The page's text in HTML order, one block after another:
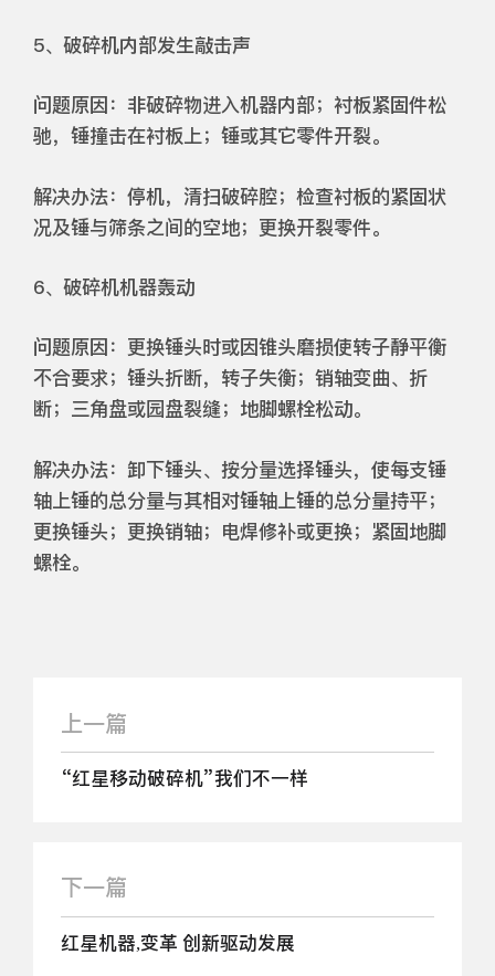
5、破碎机内部发生敲击声
问题原因：非破碎物进入机器内部；衬板紧固件松
驰，锤撞击在衬板上；锤或其它零件开裂。
解决办法：停机，清扫破碎腔；检查衬板的紧固状
况及锤与筛条之间的空地；更换开裂零件。
6、破碎机机器轰动
问题原因：更换锤头时或因锥头磨损使转子静平衡
不合要求；锤头折断，转子失衡；销轴变曲、折
断；三角盘或园盘裂缝；地脚螺栓松动。
解决办法：卸下锤头、按分量选择锤头，使每支锤
轴上锤的总分量与其相对锤轴上锤的总分量持平；
更换锤头；更换销轴；电焊修补或更换；紧固地脚
螺栓。
上一篇
“红星移动破碎机”我们不一样
下一篇
红星机器,变革 创新驱动发展